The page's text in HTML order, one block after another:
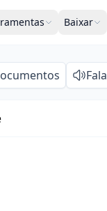
Baixar
Fala